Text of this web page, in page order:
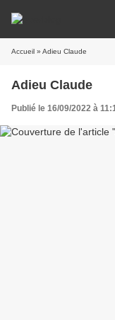
Accueil » Adieu Claude
Adieu Claude
Publié le 16/09/2022 à